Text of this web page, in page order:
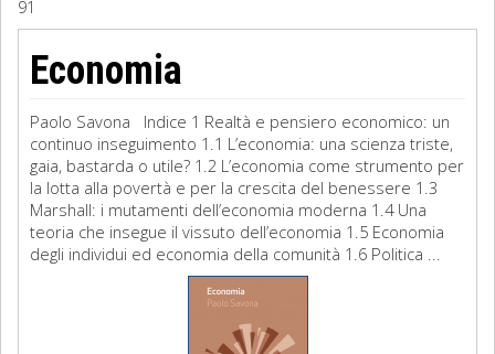
Filosofia
Storia
Matematica
Diritto
91
Economia
Paolo Savona Indice 1 Realtà e pensiero economico: un
continuo inseguimento 1.1 L’economia: una scienza triste,
gaia, bastarda o utile? 1.2 L’economia come strumento per
la lotta alla povertà e per la crescita del benessere 1.3
Marshall: i mutamenti dell’economia moderna 1.4 Una
teoria che insegue il vissuto dell’economia 1.5 Economia
degli individui ed economia della comunità 1.6 Politica ...